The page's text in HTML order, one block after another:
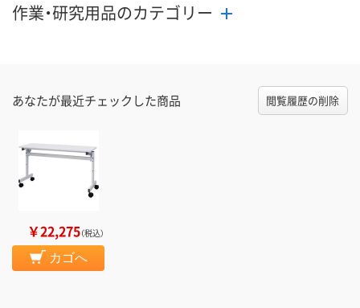
作業・研究用品のカテゴリー
あなたが最近チェックした商品 閲覧履歴の削除
￥22,275（税込）
カゴへ